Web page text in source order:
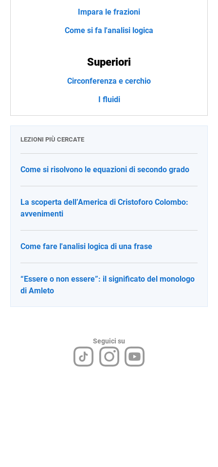
Impara le frazioni
Come si fa l'analisi logica
Superiori
Circonferenza e cerchio
I fluidi
LEZIONI PIÙ CERCATE
Come si risolvono le equazioni di secondo grado
La scoperta dell’America di Cristoforo Colombo:
avvenimenti
Come fare l'analisi logica di una frase
“Essere o non essere”: il significato del monologo
di Amleto
Seguici su